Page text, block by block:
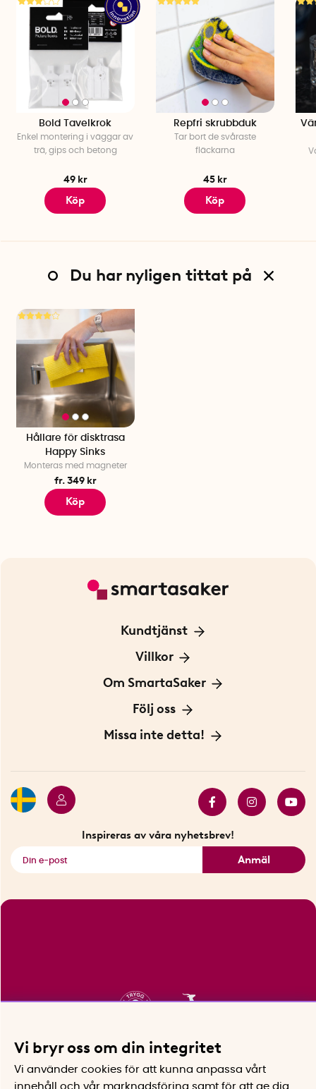
Bold Tavelkrok
Enkel montering i väggar av
trä, gips och betong
49 kr
Köp
Repfri skrubbduk
Tar bort de svåraste
fläckarna
45 kr
Köp
Du har nyligen tittat på
Hållare för disktrasa
Happy Sinks
Monteras med magneter
fr. 349 kr
Köp
Kundtjänst
Kontakta oss
För Företag
Villkor
Frakt och leverans
Personuppgiftspolicy
Om SmartaSaker
Om oss
Vår historia
Följ oss
Blogg: Smarta tips
Missa inte detta!
Inspireras av våra nyhetsbrev!
Anmäl
Vi bryr oss om din integritet
Vi använder cookies för att kunna anpassa vårt
innehåll och vår marknadsföring samt för att ge dig